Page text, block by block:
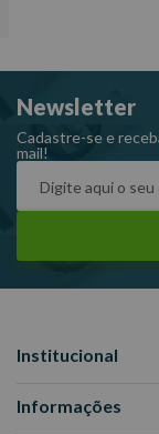
Marca: King Tony
Newsletter
Cadastre-se e
mail!
Institucional
Informações